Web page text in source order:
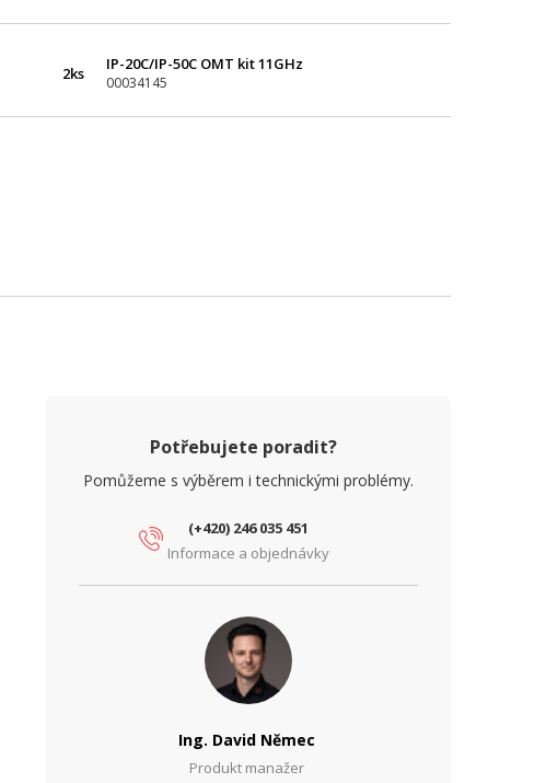
2ks IP-20C/IP-50C OMT kit 11GHz
00034145
Potřebujete poradit?
Pomůžeme s výběrem i technickými problémy.
(+420) 246 035 451
Informace a objednávky
Ing. David Němec
Produkt manažer